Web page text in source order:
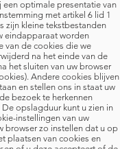
een optimale presentatie van
met artikel 6 lid 1
zijn kleine tekstbestanden
eindapparaat worden
van de cookies die we
na het einde van de
het sluiten van uw browser
Andere cookies blijven
en stellen ons in staat uw
bezoek te herkennen
opslagduur kunt u zien in
instellingen van uw
browser zo instellen dat u op
plaatsen van cookies en